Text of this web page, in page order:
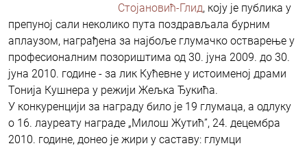
Стојановић-Глид, коју је публика у
препуној сали неколико пута поздрављала бурним
аплаузом, награђена за најбоље глумачко остварење у
професионалним позориштима од 30. јуна 2009. до 30.
јуна 2010. године - за лик Кућевне у истоименој драми
Тонија Кушнера у режији Жељка Ђукића.
У конкуренцији за награду било је 19 глумаца, а одлуку
о 16. лауреату награде „Милош Жутић”, 24. децембра
2010. године, донео је жири у саставу: глумци